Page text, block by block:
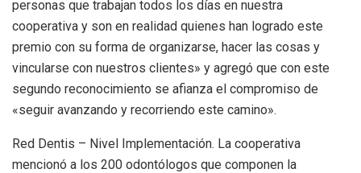
personas que trabajan todos los días en nuestra
cooperativa y son en realidad quienes han logrado este
premio con su forma de organizarse, hacer las cosas y
vincularse con nuestros clientes» y agregó que con este
segundo reconocimiento se afianza el compromiso de
«seguir avanzando y recorriendo este camino».
Red Dentis – Nivel Implementación. La cooperativa
mencionó a los 200 odontólogos que componen la